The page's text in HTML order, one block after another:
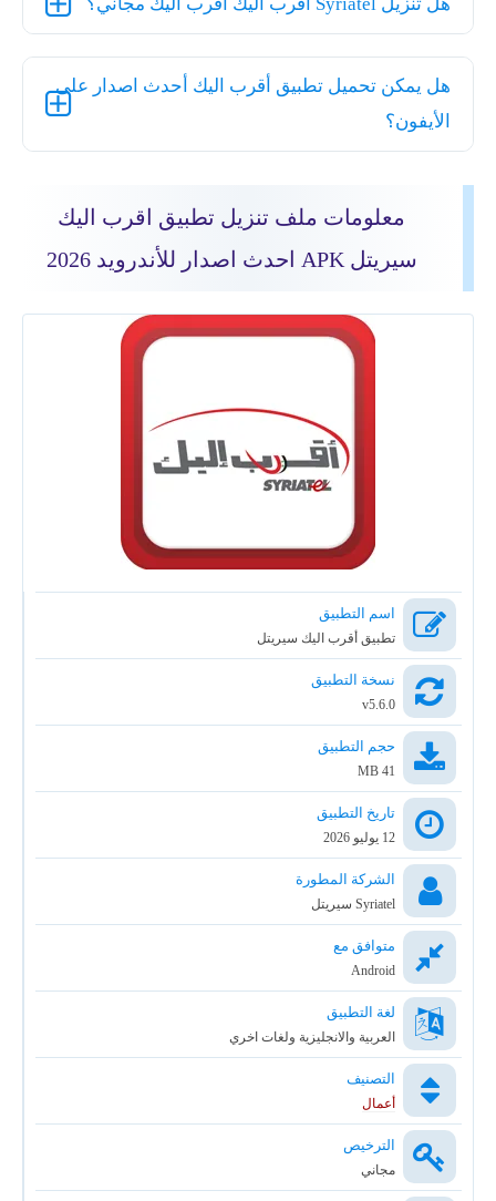
هل يمكن تحميل تطبيق أقرب اليك أحدث اصدار على
الأيفون؟
معلومات ملف تنزيل تطبيق اقرب اليك
سيريتل APK احدث اصدار للأندرويد 2026
اسم التطبيق
تطبيق أقرب اليك سيريتل
نسخة التطبيق
v5.6.0
حجم التطبيق
41 MB
تاريخ التطبيق
12 يوليو 2026
الشركة المطورة
Syriatel سيريتل
متوافق مع
Android
لغة التطبيق
العربية والانجليزية ولغات اخري
التصنيف
أعمال
الترخيص
مجاني